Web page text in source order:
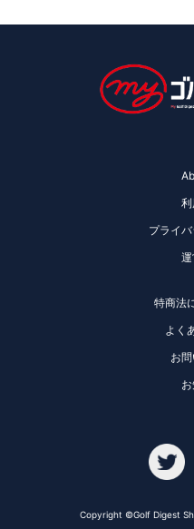
プライ
特商法
よく
お
お
Copyright ©Golf Digest